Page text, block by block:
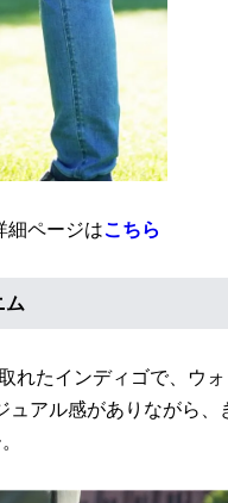
細ページはこちら
ム
れたインディゴで、ウ
アル感がありながら、